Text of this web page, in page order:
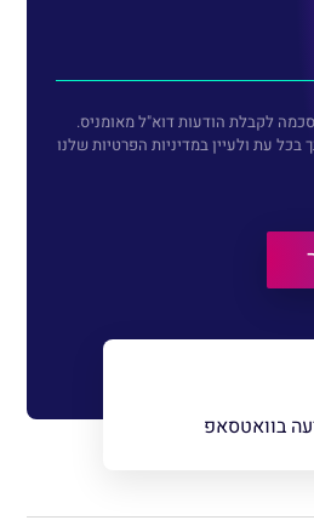
לקבלת הודעות דוא"ל מאומניס.
עת ולעיין במדיניות הפרטיות שלנו
בוואטסאפ